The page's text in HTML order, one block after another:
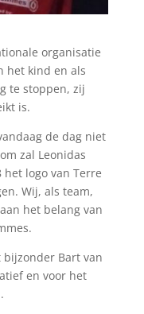
organisatie
het kind en als
te stoppen, zij
is.
de dag niet
zal Leonidas
het logo van Terre
Wij, als team,
het belang van
bijzonder Bart van
en voor het